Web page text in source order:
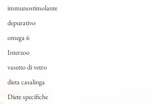
immunostimolante
depurativo
omega 6
Interzoo
vasetto di vetro
dieta casalinga
Diete specifiche